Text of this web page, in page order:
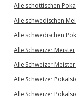
Alle schottischen
Alle schwedischen
Alle schwedischen
Alle Schweizer Meister
Alle Schweizer
Alle Schweizer
Alle Schweizer